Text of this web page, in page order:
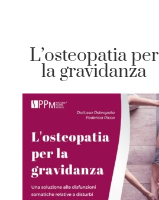
L’osteopatia per
la gravidanza